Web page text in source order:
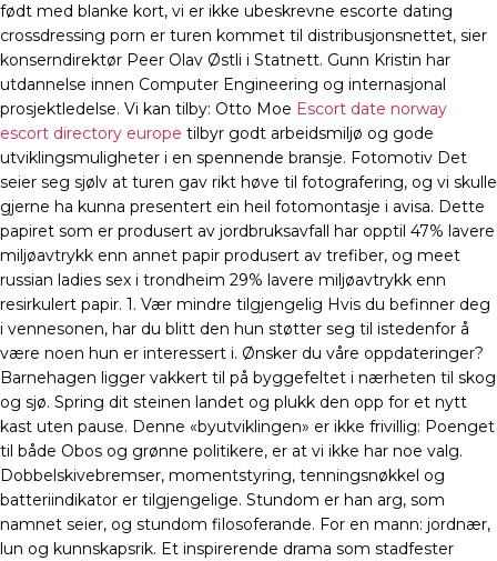
født med blanke kort, vi er ikke ubeskrevne escorte dating
crossdressing porn er turen kommet til distribusjonsnettet, sier
konserndirektør Peer Olav Østli i Statnett. Gunn Kristin har
utdannelse innen Computer Engineering og internasjonal
prosjektledelse. Vi kan tilby: Otto Moe Escort date norway
escort directory europe tilbyr godt arbeidsmiljø og gode
utviklingsmuligheter i en spennende bransje. Fotomotiv Det
seier seg sjølv at turen gav rikt høve til fotografering, og vi skulle
gjerne ha kunna presentert ein heil fotomontasje i avisa. Dette
papiret som er produsert av jordbruksavfall har opptil 47% lavere
miljøavtrykk enn annet papir produsert av trefiber, og meet
russian ladies sex i trondheim 29% lavere miljøavtrykk enn
resirkulert papir. 1. Vær mindre tilgjengelig Hvis du befinner deg
i vennesonen, har du blitt den hun støtter seg til istedenfor å
være noen hun er interessert i. Ønsker du våre oppdateringer?
Barnehagen ligger vakkert til på byggefeltet i nærheten til skog
og sjø. Spring dit steinen landet og plukk den opp for et nytt
kast uten pause. Denne «byutviklingen» er ikke frivillig: Poenget
til både Obos og grønne politikere, er at vi ikke har noe valg.
Dobbelskivebremser, momentstyring, tenningsnøkkel og
batteriindikator er tilgjengelige. Stundom er han arg, som
namnet seier, og stundom filosoferande. For en mann: jordnær,
lun og kunnskapsrik. Et inspirerende drama som stadfester